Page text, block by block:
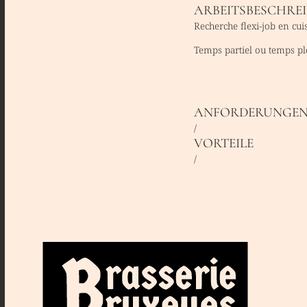
Recherche flexi-job en
Temps partiel ou temps
ANFORDERUNGEN
/
VORTEILE
/